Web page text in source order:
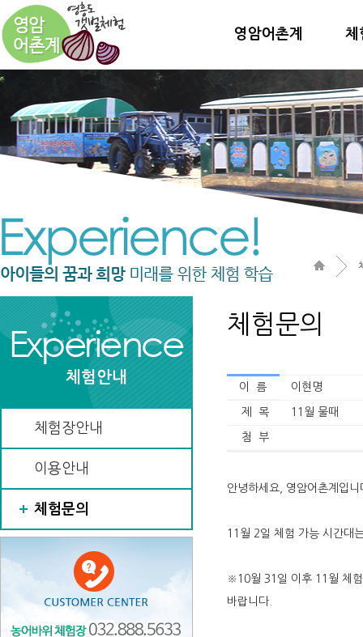
영암어촌계 체
체험안내
체험장안내
이용안내
체험문의
체험문의
이 름 이현명
제 목 11월 물때
첨 부
안녕하세요, 영암어촌계입니
11월 2일 체험 가능 시간대
※10월 31일 이후 11월 체험
바랍니다.